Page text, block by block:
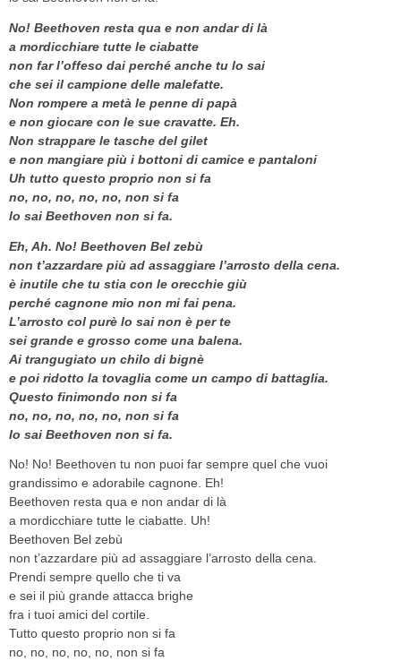
No! Beethoven resta qua e non andar di là
a mordicchiare tutte le ciabatte
non far l’offeso dai perché anche tu lo sai
che sei il campione delle malefatte.
Non rompere a metà le penne di papà
e non giocare con le sue cravatte. Eh.
Non strappare le tasche del gilet
e non mangiare più i bottoni di camice e pantaloni
Uh tutto questo proprio non si fa
no, no, no, no, no, non si fa
lo sai Beethoven non si fa.
Eh, Ah. No! Beethoven Bel zebù
non t’azzardare più ad assaggiare l’arrosto della cena.
è inutile che tu stia con le orecchie giù
perché cagnone mio non mi fai pena.
L’arrosto col purè lo sai non è per te
sei grande e grosso come una balena.
Ai trangugiato un chilo di bignè
e poi ridotto la tovaglia come un campo di battaglia.
Questo finimondo non si fa
no, no, no, no, no, non si fa
lo sai Beethoven non si fa.
No! No! Beethoven tu non puoi far sempre quel che vuoi
grandissimo e adorabile cagnone. Eh!
Beethoven resta qua e non andar di là
a mordicchiare tutte le ciabatte. Uh!
Beethoven Bel zebù
non t’azzardare più ad assaggiare l’arrosto della cena.
Prendi sempre quello che ti va
e sei il più grande attacca brighe
fra i tuoi amici del cortile.
Tutto questo proprio non si fa
no, no, no, no, no, non si fa